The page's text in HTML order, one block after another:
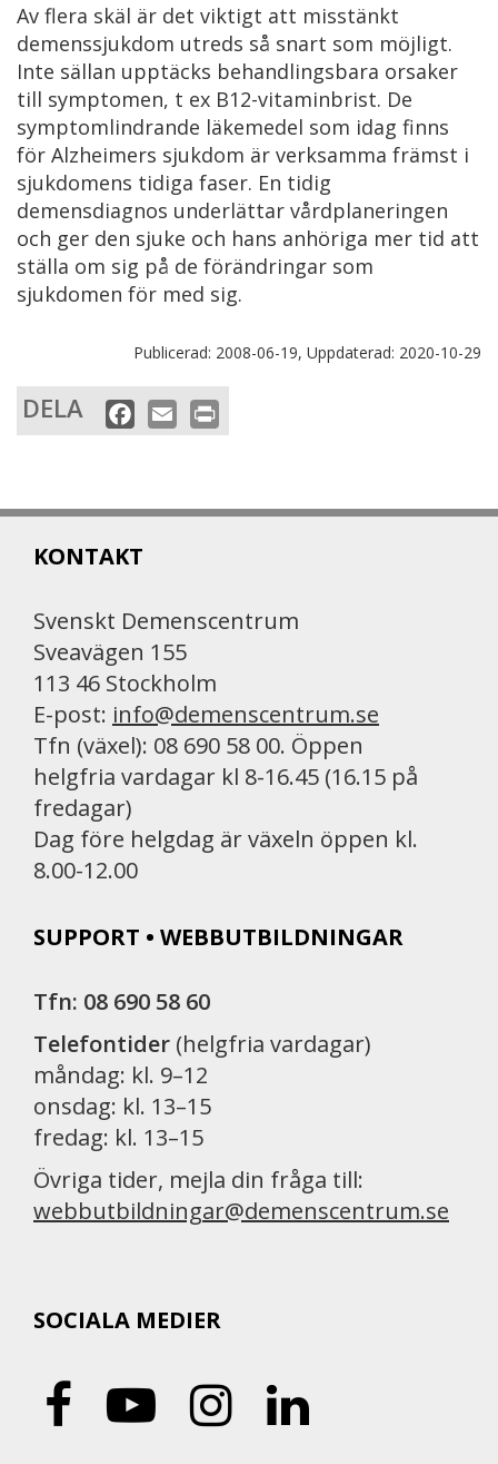
Av flera skäl är det viktigt att misstänkt
demenssjukdom utreds så snart som möjligt.
Inte sällan upptäcks behandlingsbara orsaker
till symptomen, t ex B12-vitaminbrist. De
symptomlindrande läkemedel som idag finns
för Alzheimers sjukdom är verksamma främst i
sjukdomens tidiga faser. En tidig
demensdiagnos underlättar vårdplaneringen
och ger den sjuke och hans anhöriga mer tid att
ställa om sig på de förändringar som
sjukdomen för med sig.
Publicerad: 2008-06-19, Uppdaterad: 2020-10-29
DELA
a
o
k
m
r
KONTAKT
Svenskt Demenscentrum
Sveavägen 155
113 46 Stockholm
E-post: info@demenscentrum.se
Tfn (växel): 08 690 58 00. Öppen
helgfria vardagar kl 8-16.45 (16.15 på
fredagar)
Dag före helgdag är växeln öppen kl.
8.00-12.00
SUPPORT • WEBBUTBILDNINGAR
Tfn: 08 690 58 60
Telefontider (helgfria vardagar)
måndag: kl. 9–12
onsdag: kl. 13–15
fredag: kl. 13–15
Övriga tider, mejla din fråga till:
webbutbildningar@demenscentrum.se
SOCIALA MEDIER